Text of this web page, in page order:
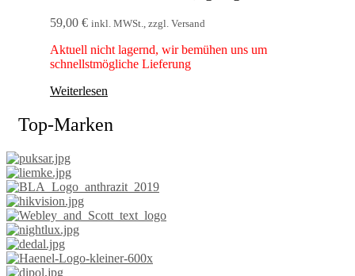
59,00 € inkl. MWSt., zzgl. Versand
Aktuell nicht lagernd, wir bemühen uns um
schnellstmögliche Lieferung
Weiterlesen
Top-Marken